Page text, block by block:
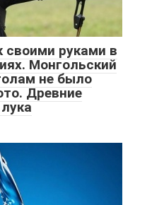
своими руками в
Монгольский
не было
Древние